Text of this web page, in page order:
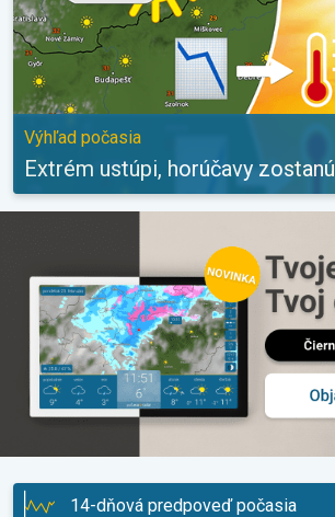
Výhľad počasia
Extrém ustúpi, horúčavy zostanú
14-dňová predpoveď počasia